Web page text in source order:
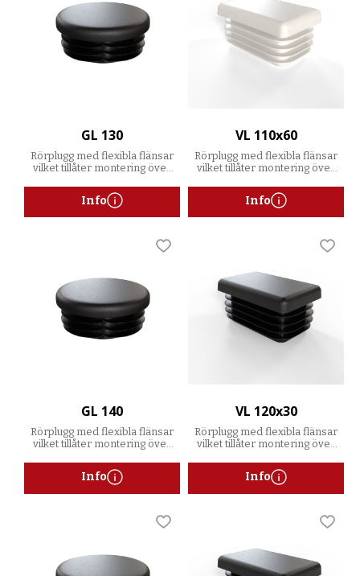
GL 130
Rörplugg med flexibla flänsar
vilket tillåter montering över
Info
VL 110x60
Rörplugg med flexibla flänsar
vilket tillåter montering över
Info
GL 140
Rörplugg med flexibla flänsar
vilket tillåter montering över
Lägg till i favoriter
Info
VL 120x30
Rörplugg med flexibla flänsar
vilket tillåter montering över
Info
Lägg till i favoriter